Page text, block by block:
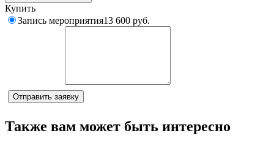
Купить
Запись мероприятия13 600 руб.
Отправить заявку
Также вам может быть интересно